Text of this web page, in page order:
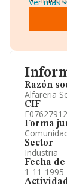
Razón
Alfareria
CIF
E07627912
Forma
Sector
Industria
Fecha
1-11-1995